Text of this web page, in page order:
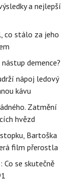
a nejlepší
co stálo za jeho
demence?
nápoj ledový
kávu
Zatmění
hvězd
Bartoška
film přerostla
Co se skutečně